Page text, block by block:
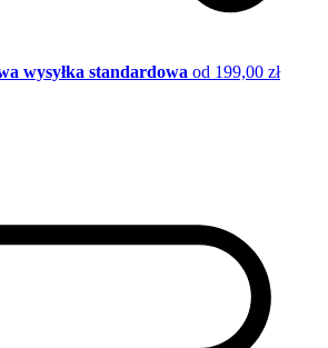
wysyłka standardowa od 199,00 zł